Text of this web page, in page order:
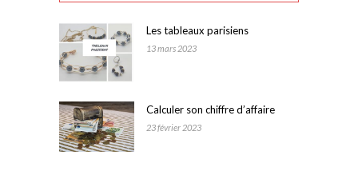
Les tableaux parisiens
13 mars 2023
Calculer son chiffre d’affaire
23 février 2023